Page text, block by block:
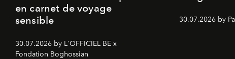
en carnet de voyage
sensible
30.07.2026 by L'OFFICIEL BE x
Fondation Boghossian
30.07.2026 by